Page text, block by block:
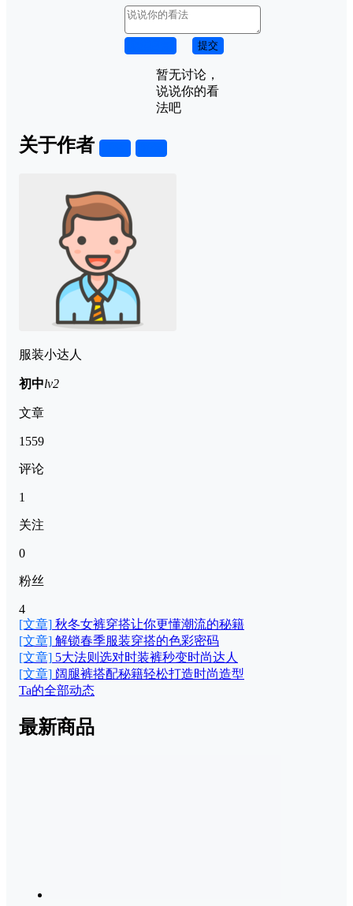
提交
暂无讨论，
说说你的看
法吧
关于作者
服装小达人
初中lv2
文章
1559
评论
1
关注
0
粉丝
4
[文章] 秋冬女裤穿搭让你更懂潮流的秘籍
[文章] 解锁春季服装穿搭的色彩密码
[文章] 5大法则选对时装裤秒变时尚达人
[文章] 阔腿裤搭配秘籍轻松打造时尚造型
Ta的全部动态
最新商品